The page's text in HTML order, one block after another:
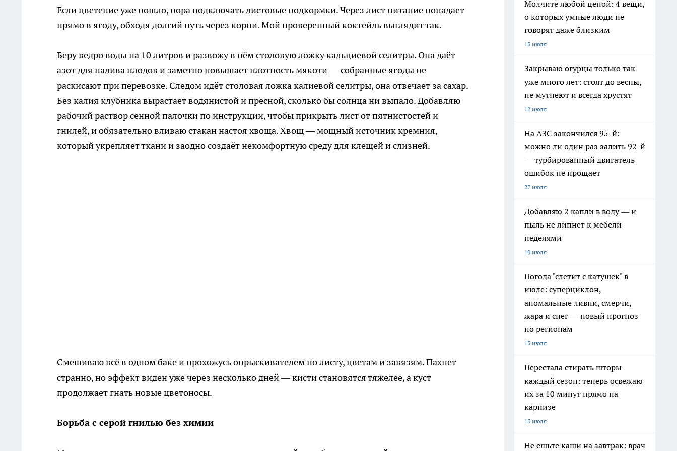
Если цветение уже пошло, пора подключать листовые подкормки. Через лист питание попадает
прямо в ягоду, обходя долгий путь через корни. Мой проверенный коктейль выглядит так.
Беру ведро воды на 10 литров и развожу в нём столовую ложку кальциевой селитры. Она даёт
азот для налива плодов и заметно повышает плотность мякоти — собранные ягоды не
раскисают при перевозке. Следом идёт столовая ложка калиевой селитры, она отвечает за сахар.
Без калия клубника вырастает водянистой и пресной, сколько бы солнца ни выпало. Добавляю
рабочий раствор сенной палочки по инструкции, чтобы прикрыть лист от пятнистостей и
гнилей, и обязательно вливаю стакан настоя хвоща. Хвощ — мощный источник кремния,
который укрепляет ткани и заодно создаёт некомфортную среду для клещей и слизней.
Смешиваю всё в одном баке и прохожусь опрыскивателем по листу, цветам и завязям. Пахнет
странно, но эффект виден уже через несколько дней — кисти становятся тяжелее, а куст
продолжает гнать новые цветоносы.
Борьба с серой гнилью без химии
Молчите любой ценой: 4 вещи,
о которых умные люди не
говорят даже близким
13 июля
Закрываю огурцы только так
уже много лет: стоят до весны,
не мутнеют и всегда хрустят
12 июля
На АЗС закончился 95-й:
можно ли один раз залить 92-й
— турбированный двигатель
ошибок не прощает
27 июля
Добавляю 2 капли в воду — и
пыль не липнет к мебели
неделями
19 июля
Погода "слетит с катушек" в
июле: суперциклон,
аномальные ливни, смерчи,
жара и снег — новый прогноз
по регионам
13 июля
Перестала стирать шторы
каждый сезон: теперь освежаю
их за 10 минут прямо на
карнизе
13 июля
Не ешьте каши на завтрак: врач